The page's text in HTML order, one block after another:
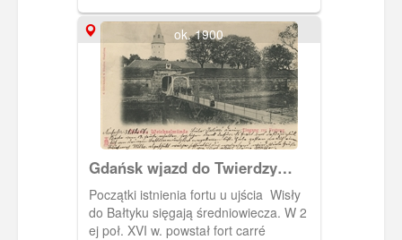
Obiekt pełnił funkcje militarne. Jego
załoga kontrolowała statki wpływające
do gdańskiego portu, a wieża do 1758 r.
spełniała rolę latarni morskiej. W XIX r.
znajdowało się tu również więzienie.
Obecnie pełni funkcje muzealne. Na
zdjęciu widoczna latarnia z hełmem, jaki
otrzymała w 1889 r. (poprzedni
barokowy hełm spłonął od uderzenia
pioruna), otoczona wieńcem. Tworzą go
kamieniczki koszarowe wraz z domem
komendanta. W tle widoczna przystań
dla żaglówek, którą utworzono w
ok. 1900
Gdańsk wjazd do Twierdzy
Wisłoujście, Danzig Eingang
zur Festung Weichselmünde
Początki istnienia fortu u ujścia Wisły
do Bałtyku sięgają średniowiecza. W 2
ej poł. XVI w. powstał fort carré